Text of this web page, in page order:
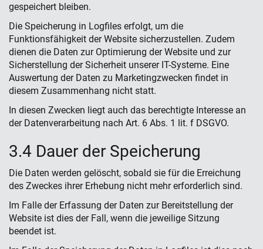
gespeichert bleiben.
Die Speicherung in Logfiles erfolgt, um die
Funktionsfähigkeit der Website sicherzustellen. Zudem
dienen die Daten zur Optimierung der Website und zur
Sicherstellung der Sicherheit unserer IT-Systeme. Eine
Auswertung der Daten zu Marketingzwecken findet in
diesem Zusammenhang nicht statt.
In diesen Zwecken liegt auch das berechtigte Interesse an
der Datenverarbeitung nach Art. 6 Abs. 1 lit. f DSGVO.
3.4 Dauer der Speicherung
Die Daten werden gelöscht, sobald sie für die Erreichung
des Zweckes ihrer Erhebung nicht mehr erforderlich sind.
Im Falle der Erfassung der Daten zur Bereitstellung der
Website ist dies der Fall, wenn die jeweilige Sitzung
beendet ist.